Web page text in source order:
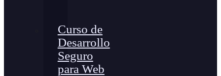
Curso de
Desarrollo
Seguro
para Web